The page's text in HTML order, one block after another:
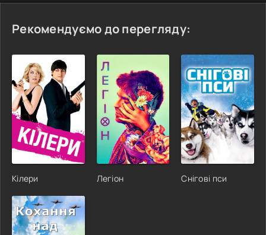
Рекомендуємо до перегляду:
Кілери Легіон Снігові пси